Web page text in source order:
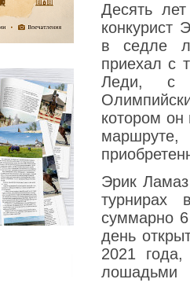
Десять
конкурист
в седле
приехал с
Леди, с
котором он
Эрик
турнирах
суммарно
день
2021
лошадьми